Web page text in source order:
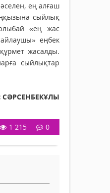
ең алғаш
сыйлық
«ең жас
еңбек
жасалды.
сыйлықтар
СӘРСЕНБЕКҰЛЫ
1 215 0